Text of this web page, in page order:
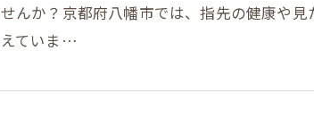
せんか？京都府八幡市では、指先の健康や
えていま…